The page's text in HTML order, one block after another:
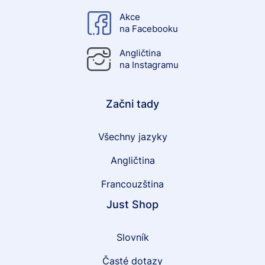
Akce
na Facebooku
Angličtina
na Instagramu
Začni tady
Všechny jazyky
Angličtina
Francouzština
Just Shop
Slovník
Časté dotazy